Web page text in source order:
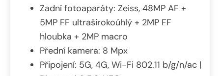
Zadní fotoaparáty: Zeiss, 48MP AF +
5MP FF ultraširokoúhlý + 2MP FF
hloubka + 2MP macro
Přední kamera: 8 Mpx
Připojení: 5G, 4G, Wi-Fi 802.11 b/g/n/ac |